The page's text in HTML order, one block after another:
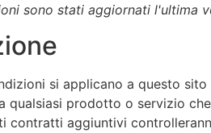
sono stati aggiornati l'ultima
si applicano a questo
qualsiasi prodotto o servizio
contratti aggiuntivi